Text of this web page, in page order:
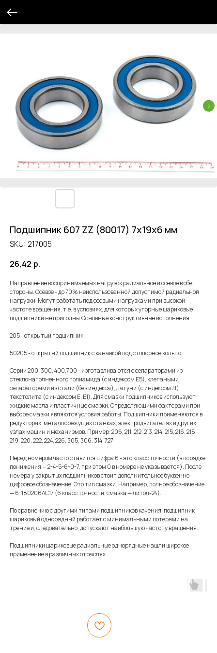
Подшипник 607 ZZ (80017) 7х19х6 мм
SKU: 217005
26,42 р.
Направление воспринимаемых нагрузок радиальное и осевое в обе
стороны. Осевое - до 70% неиспользованной допустимой радиальной
нагрузки. Могут работать под осевыми нагрузками при высокой
частоте вращения, т.е. в условиях, для которых упорные шариковые
подшипники не пригодны.Основные конструктивные исполнения.
205 - открытый подшипник;
50205 - открытый подшипник с канавкой под стопорное кольцо;
Серии 200, 300, 400,700 - изготавливаются с сепараторами из
стеклонаполненного полиамида (с индексом Е5), клепаными
сепараторами из стали (без индекса), латуни (с индексом Л),
текстолита (с индексом Е, Е1). Для смазки подшипников используют
жидкие масла и пластичные смазки. Определяющими факторами при
выборе смазки являются условия работы. Подшипники применяются в
редукторах, металлорежущих станках, электродвигателях и других
узлах машин и механизмов. Пример: 206, 211, 212, 213, 214, 215, 216, 218,
219, 220, 222, 224, 226, 305, 306, 314, 727
Перед номером часто ставится цифра 6 - это класс точности (в порядке
понижения — 2-4-5-6-0-7, при этом 0 в номере не указывается). После
номера у закрытых подшипников стоит дополнительное буквенно-
цифровое обозначение. Это тип смазки. Например, полное обозначение
— 6-180206АС17 (6 класс точности, смазка — литол-24).
По сравнению с другими типами подшипников качения, подшипник
шариковый однорядный работает с минимальными потерями на
трение и, следовательно, допускают наибольшую частоту вращения.
Подшипники шариковые радиальные однорядные нашли широкое
применение в различных отраслях.